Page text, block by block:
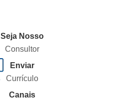
Seja Nosso
Consultor
Enviar
Currículo
Canais